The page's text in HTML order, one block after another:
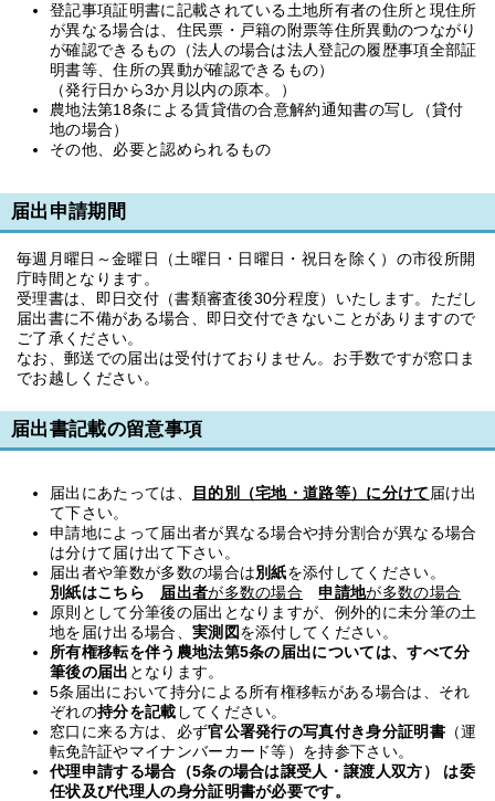
登記事項証明書に記載されている土地所有者の住所と現住所
が異なる場合は、住民票・戸籍の附票等住所異動のつながり
が確認できるもの（法人の場合は法人登記の履歴事項全部証
明書等、住所の異動が確認できるもの）
（発行日から3か月以内の原本。）
農地法第18条による賃貸借の合意解約通知書の写し（貸付
地の場合）
その他、必要と認められるもの
届出申請期間
毎週月曜日～金曜日（土曜日・日曜日・祝日を除く）の市役所開
庁時間となります。
受理書は、即日交付（書類審査後30分程度）いたします。ただし
届出書に不備がある場合、即日交付できないことがありますので
ご了承ください。
なお、郵送での届出は受付けておりません。お手数ですが窓口ま
でお越しください。
届出書記載の留意事項
届出にあたっては、 目的別（宅地・道路等）に分けて 届け出
て下さい。
申請地によって届出者が異なる場合や持分割合が異なる場合
は分けて届け出て下さい。
届出者や筆数が多数の場合は別紙を添付してください。
別紙はこちら
届出者が多数の場合 申請地が多数の場合
原則として分筆後の届出となりますが、例外的に未分筆の土
地を届け出る場合、 実測図を添付してください。
所有権移転を伴う農地法第5条の届出については、すべて分
筆後の届出 となります。
5条届出において持分による所有権移転がある場合は、それ
ぞれの持分を記載 してください。
窓口に来る方は、必ず官公署発行の写真付き身分証明書 （運
転免許証やマイナンバーカード等）を持参下さい。
代理申請する場合（5条の場合は譲受人・譲渡人双方） は委
任状及び代理人の身分証明書が必要です。